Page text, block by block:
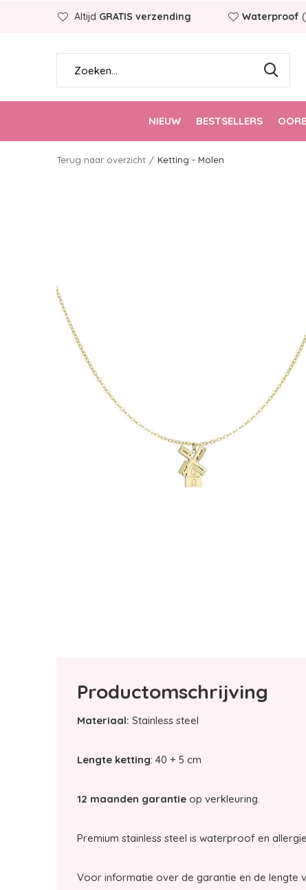
NIEUW BESTSELLERS
Altijd GRATIS verzending Waterproof
Terug naar overzicht Ketting - Molen
Productomschrijving
Materiaal: Stainless steel
Lengte ketting: 40 + 5 cm
12 maanden garantie op verkleuring.
Premium stainless steel is waterproof en
Voor informatie over de garantie en de lengte